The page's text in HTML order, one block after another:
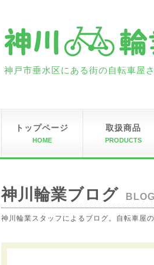
神戸市垂水区にある街の自転車屋
トップページ
HOME
取扱商品
PRODUCTS
神川輪業ブログ
神川輪業スタッフによるブログ。自転車屋